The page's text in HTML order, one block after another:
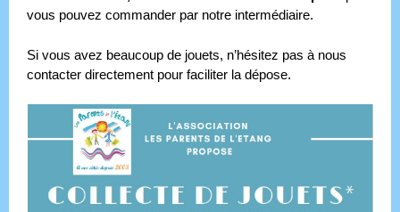
vous pouvez commander par notre intermédiaire.
Si vous avez beaucoup de jouets, n’hésitez pas à nous
contacter directement pour faciliter la dépose.